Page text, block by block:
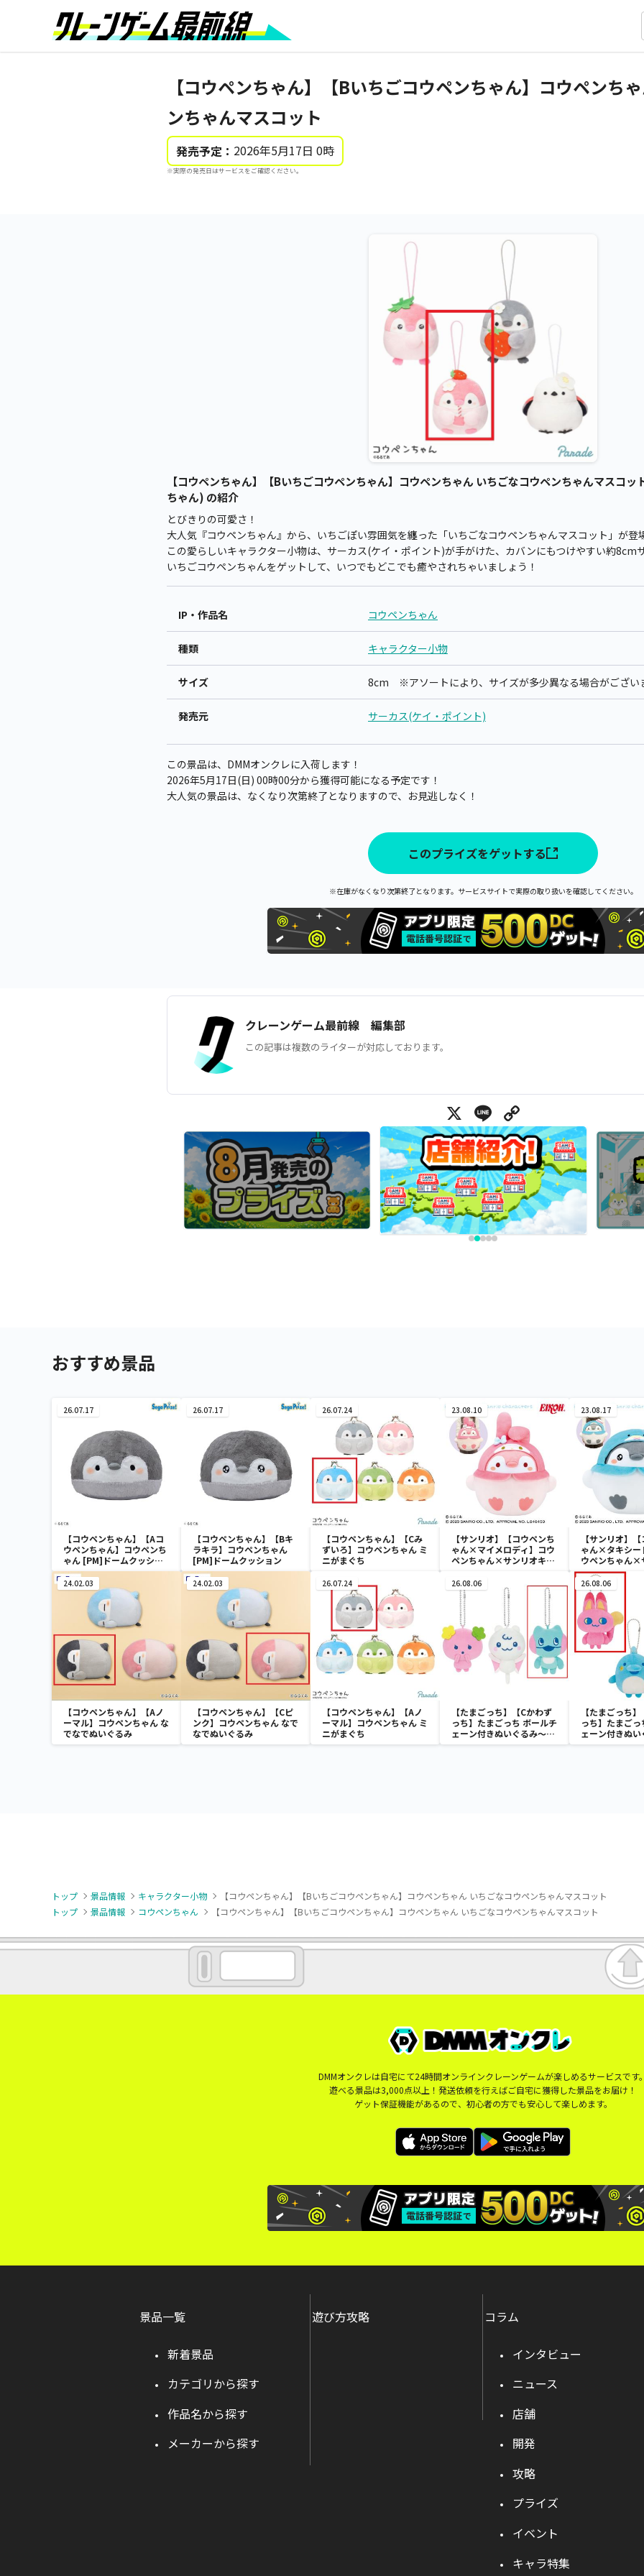
【コウペンちゃん】【Bいちごコウペンちゃん】コウペンち
ンちゃんマスコット
発売予定： 2026年5月17日 0時
※実際の発売日はサービスをご確認ください。
【コウペンちゃん】【Bいちごコウペンちゃん】コウペンちゃん いちごなコウペンちゃんマスコ
ちゃん) の紹介
とびきりの可愛さ！
大人気『コウペンちゃん』から、いちごぽい雰囲気を纏った「いちごなコウペンちゃんマスコット」が登
この愛らしいキャラクター小物は、サーカス(ケイ・ポイント)が手がけた、カバンにもつけやすい約8cm
いちごコウペンちゃんをゲットして、いつでもどこでも癒やされちゃいましょう！
IP・作品名 コウペンちゃん
種類 キャラクター小物
サイズ 8cm ※アソートにより、サイズが多少異なる場合がござい
発売元 サーカス(ケイ・ポイント)
この景品は、DMMオンクレに入荷します！
2026年5月17日(日) 00時00分から獲得可能になる予定です！
大人気の景品は、なくなり次第終了となりますので、お見逃しなく！
このプライズをゲットする
※在庫がなくなり次第終了となります。サービスサイトで実際の取り扱いを確認してください。
クレーンゲーム最前線 編集部
この記事は複数のライターが対応しております。
X Line
おすすめ景品
26.07.17
【コウペンちゃん】【Aコ
ウペンちゃん】コウペンち
ゃん [PM]ドームクッショ
ン
26.07.17
【コウペンちゃん】【Bキ
ラキラ】コウペンちゃん
[PM]ドームクッション
26.07.24
【コウペンちゃん】【Cみ
ずいろ】コウペンちゃん ミ
ニがまぐち
23.08.10
【サンリオ】【コウペンち
ゃん×マイメロディ】コウ
ペンちゃん×サンリオキャ
ウペンちゃん×マイメロデ
ィ～
23.08.17
【サンリオ】
ゃん×タキシー
ウペンちゃん×
ャラクターズ
コウペンちゃ
ドサム～
24.02.03
【コウペンちゃん】【Aノ
ーマル】コウペンちゃん な
でなでぬいぐるみ
24.02.03
【コウペンちゃん】【Cピ
ンク】コウペンちゃん なで
なでぬいぐるみ
26.07.24
【コウペンちゃん】【Aノ
ーマル】コウペンちゃん ミ
ニがまぐち
26.08.06
【たまごっち】【Cかわず
っち】たまごっち ボールチ
ェーン付きぬいぐるみ～
Tamagotchi Paradise～
26.08.06
【たまごっち
っち】たまご
ェーン付きぬい
Tamagotchi
トップ 景品情報 キャラクター小物
【コウペンちゃん】【Bいちごコウペンちゃん】コウペンちゃん いちごなコウペンちゃんマスコット
トップ
景品情報 コウペンちゃん 【コウペンちゃん】【Bいちごコウペンちゃん】コウペンちゃん いちごなコウペンちゃんマスコット
DMMオンクレは自宅にて24時間オンラインクレーンゲームが楽しめるサービスです
遊べる景品は3,000点以上！発送依頼を行えばご自宅に獲得した景品をお届け！
ゲット保証機能があるので、初心者の方でも安心して楽しめます。
景品一覧
新着景品
カテゴリから探す
作品名から探す
メーカーから探す
遊び方攻略 コラム
インタビュー
ニュース
店舗
開発
攻略
プライズ
イベント
キャラ特集